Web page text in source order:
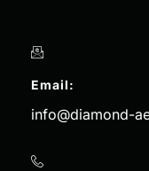
Email:
info@diamond-